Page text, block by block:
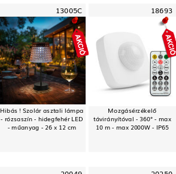
13005C
Hibás ! Szolár asztali lámpa
- rózsaszín - hidegfehér LED
- műanyag - 26 x 12 cm
18693
Mozgásérzékelő
távirányítóval - 360° - max
10 m - max 2000W - IP65